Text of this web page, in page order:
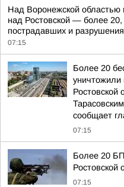
Над Воронежской
над Ростовской — более
пострадавших и
07:15
Более 20
уничтожили
Ростовской
сообщает
07:15
Более 20
Ростовской
07:15